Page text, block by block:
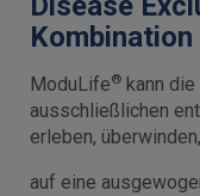
ModuLife® kann
ausschließlichen
erleben,
auf eine